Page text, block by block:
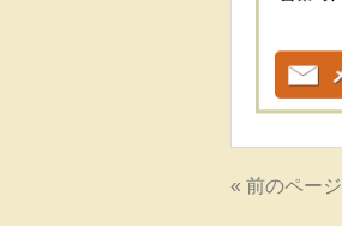
« 前のページ